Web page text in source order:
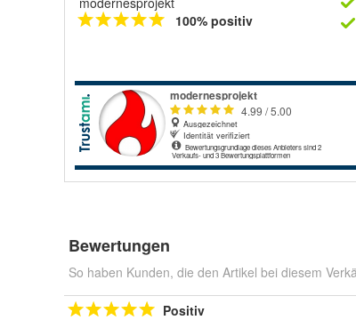
100% positiv
Bewertungen
So haben Kunden, die den Artikel bei diesem
Positiv